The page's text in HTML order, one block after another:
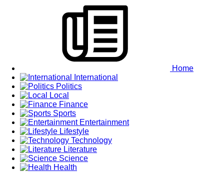
Home
International
Politics
Local
Finance
Sports
Entertainment
Lifestyle
Technology
Literature
Science
Health